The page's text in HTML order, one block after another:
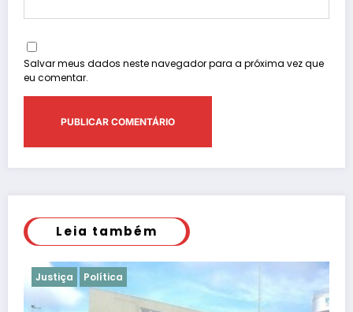
Salvar meus dados neste navegador para a próxima vez que
eu comentar.
Leia também
Justiça Polícia